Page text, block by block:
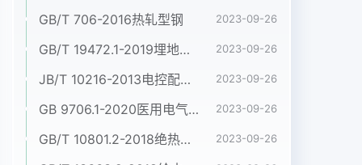
GB/T 706-2016热轧型钢 2023-09-26
GB/T 19472.1-2019埋地用聚乙烯(PE)结构壁管道系统 第1部分:聚乙烯双壁波纹管材 2023-09-26
JB/T 10216-2013电控配电用电缆桥架 2023-09-26
GB 9706.1-2020医用电气设备 第1部分:基本安全和基本性能的通用要求 2023-09-26
GB/T 10801.2-2018绝热用挤塑聚苯乙烯泡沫塑料(XPS) 2023-09-26